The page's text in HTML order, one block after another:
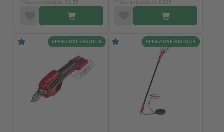
SPEDIZIONE GRATUITA SPEDIZIONE GRATUITA